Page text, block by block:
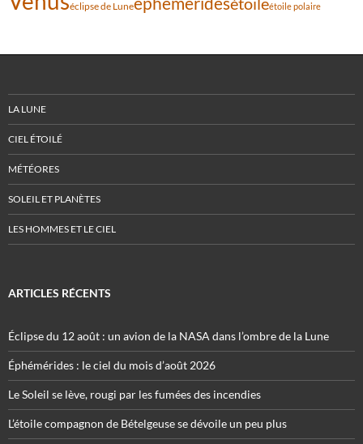
éclipse de Lune étoile polaire
LA LUNE
CIEL ÉTOILÉ
MÉTÉORES
SOLEIL ET PLANÈTES
LES HOMMES ET LE CIEL
ARTICLES RÉCENTS
Éclipse du 12 août : un avion de la NASA dans l’ombre de la Lune
Éphémérides : le ciel du mois d’août 2026
Le Soleil se lève, rougi par les fumées des incendies
L’étoile compagnon de Bételgeuse se dévoile un peu plus